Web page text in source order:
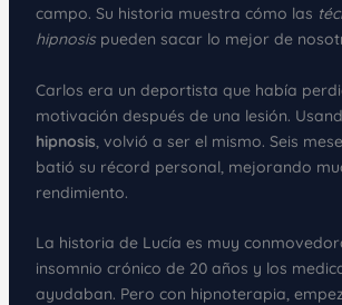
campo. Su historia muestra cómo las
hipnosispueden sacar lo mejor de
Carlos era un deportista que había
motivación después de una lesión.
hipnosis , volvió a ser el mismo. Seis
batió su récord personal, mejorando
rendimiento.
La historia de Lucía es muy
insomnio crónico de 20 años y los
ayudaban. Pero con hipnoterapia,